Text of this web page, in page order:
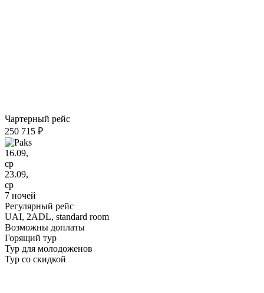
Чартерный рейс
250 715 ₽
16.09,
ср
23.09,
ср
7 ночей
Регулярный рейс
UAI, 2ADL, standard room
Возможны доплаты
Горящий тур
Тур для молодоженов
Тур со скидкой